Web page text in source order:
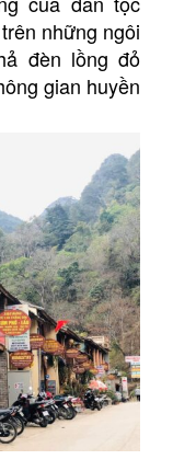
những ngôi
đèn lồng đỏ
gian huyền